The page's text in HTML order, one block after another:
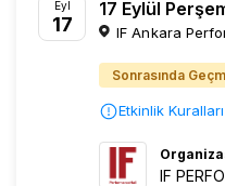
Eyl
17
17 Eylül
IF Ankara
Sonrasında
Etkinlik Kuralları
IF